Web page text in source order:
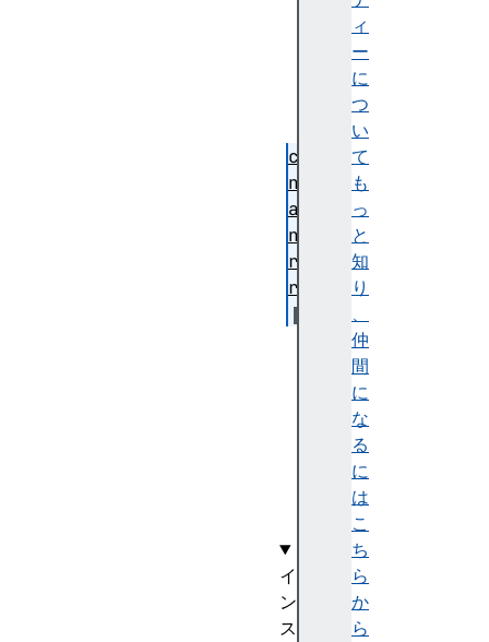
ィ
ー
に
つ
い
て
も
っ
と
知
り
、
仲
間
に
な
る
に
は
こ
ち
ら
か
ら
co
nt
ai
ne
rS
rc
イ
ン
ス